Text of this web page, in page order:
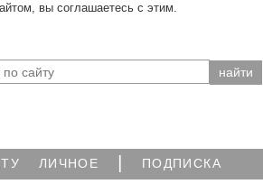
вы соглашаетесь с этим.
ЛИЧНОЕ | ПОДПИСКА